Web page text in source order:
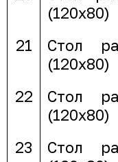
(120х80)
21
Стол
(120х80)
22
Стол
(120х80)
23
Стол